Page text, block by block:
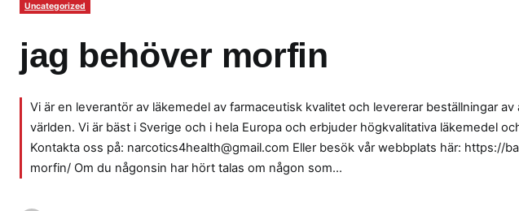
Uncategorized
jag behöver morfin
Vi är en leverantör av läkemedel av farmaceutisk kvalitet och levererar beställningar
världen. Vi är bäst i Sverige och i hela Europa och erbjuder högkvalitativa läkemedel
Kontakta oss på: narcotics4health@gmail.com Eller besök vår webbplats här: https://
morfin/ Om du någonsin har hört talas om någon som…